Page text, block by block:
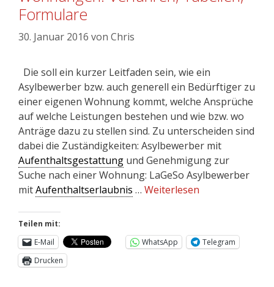
Formulare
30. Januar 2016 von Chris
Die soll ein kurzer Leitfaden sein, wie ein
Asylbewerber bzw. auch generell ein Bedürftiger zu
einer eigenen Wohnung kommt, welche Ansprüche
auf welche Leistungen bestehen und wie bzw. wo
Anträge dazu zu stellen sind. Zu unterscheiden sind
dabei die Zuständigkeiten: Asylbewerber mit
Aufenthaltsgestattung und Genehmigung zur
Suche nach einer Wohnung: LaGeSo Asylbewerber
mitAufenthaltserlaubnis … Weiterlesen
Teilen mit:
E-Mail
WhatsApp
Telegram
Drucken